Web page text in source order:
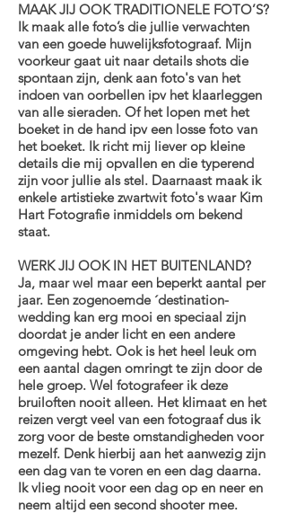
MAAK JIJ OOK TRADITIONELE FOTO’S?
Ik maak alle foto’s die jullie verwachten
van een goede huwelijksfotograaf. Mijn
voorkeur gaat uit naar details shots die
spontaan zijn, denk aan foto's van het
indoen van oorbellen ipv het klaarleggen
van alle sieraden. Of het lopen met het
boeket in de hand ipv een losse foto van
het boeket. Ik richt mij liever op kleine
details die mij opvallen en die typerend
zijn voor jullie als stel. Daarnaast maak ik
enkele artistieke zwartwit foto's waar Kim
Hart Fotografie inmiddels om bekend
staat.
WERK JIJ OOK IN HET BUITENLAND?
Ja, maar wel maar een beperkt aantal per
jaar. Een zogenoemde ´destination-
wedding kan erg mooi en speciaal zijn
doordat je ander licht en een andere
omgeving hebt. Ook is het heel leuk om
een aantal dagen omringt te zijn door de
hele groep. Wel fotografeer ik deze
bruiloften nooit alleen. Het klimaat en het
reizen vergt veel van een fotograaf dus ik
zorg voor de beste omstandigheden voor
mezelf. Denk hierbij aan het aanwezig zijn
een dag van te voren en een dag daarna.
Ik vlieg nooit voor een dag op en neer en
neem altijd een second shooter mee.